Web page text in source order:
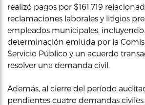
realizó pagos por $161,719
reclamaciones laborales y litigios
empleados municipales,
determinación emitida por la
Servicio Público y un acuerdo
resolver una demanda civil.
Además, al cierre del período
pendientes cuatro demandas